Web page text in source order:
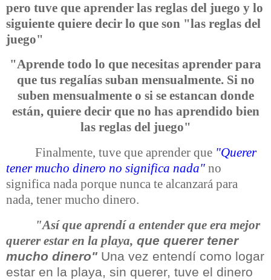
pero tuve que aprender las reglas del juego y lo
siguiente quiere decir lo que son "las reglas del
juego"
"Aprende todo lo que necesitas aprender para
que tus regalías suban mensualmente. Si no
suben mensualmente o si se estancan donde
están, quiere decir que no has aprendido bien
las reglas del juego"
Finalmente, tuve que aprender que "Querer
tener mucho dinero no significa nada" no
significa nada porque nunca te alcanzará para
nada, tener mucho dinero.
"Así que aprendí a entender que era mejor
querer estar en la playa, que querer tener
mucho dinero" Una vez entendí como logar
estar en la playa, sin querer, tuve el dinero